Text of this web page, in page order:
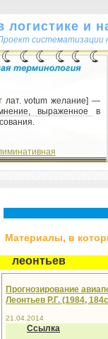
и
лат. votum желание] —
выраженное в
причин явления на
и сравнения двух
Материалы, в
леонтьев
Прогнозирование
Леонтьев Р.Г. (1984,
21.04.2014
Ссылка